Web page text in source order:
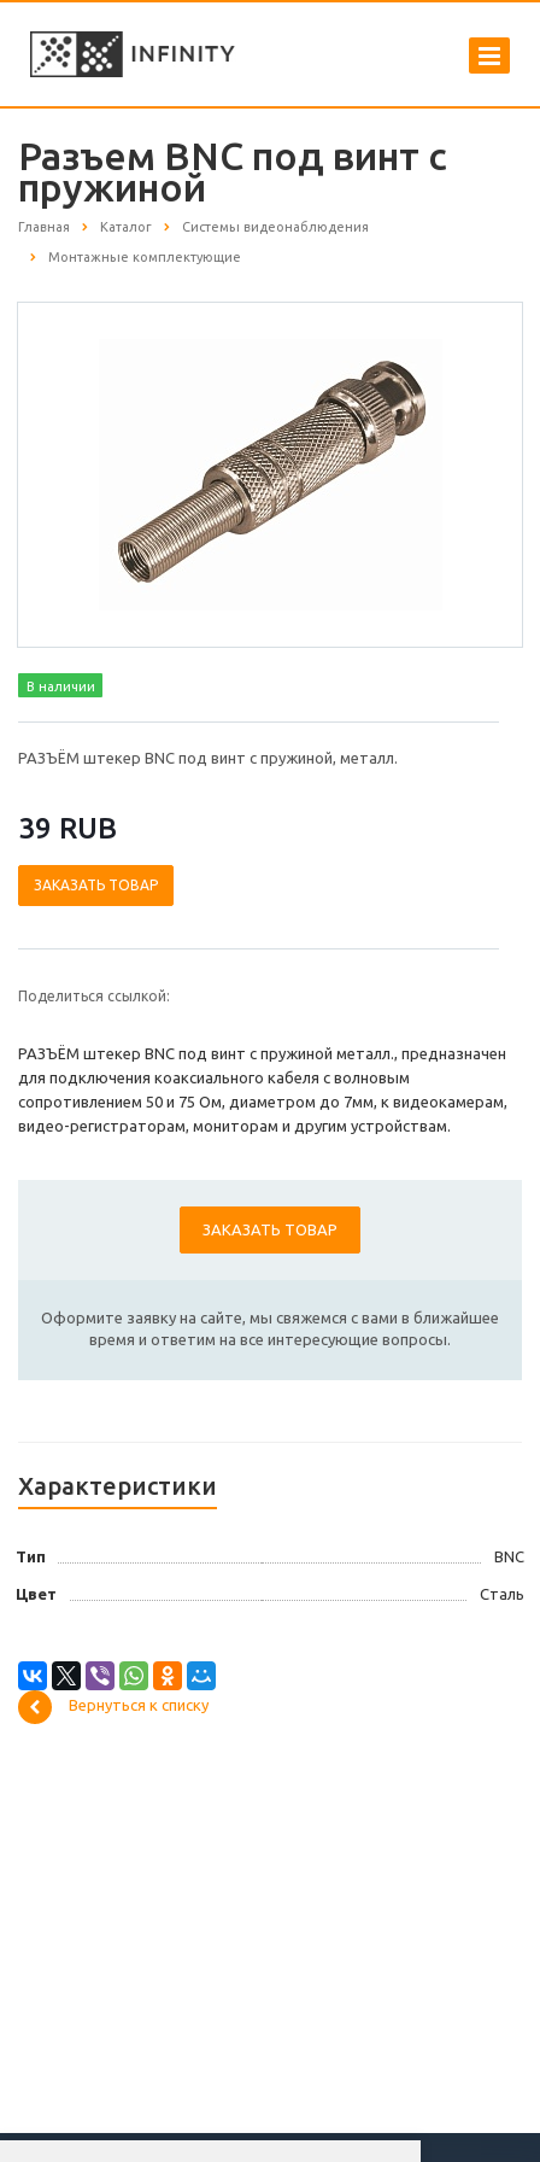
Разъем BNC под винт с
пружиной
Главная Каталог Системы видеонаблюдения
Монтажные комплектующие
В наличии
РАЗЪЁМ штекер BNC под винт с пружиной, металл.
39 RUB
ЗАКАЗАТЬ ТОВАР
Поделиться ссылкой:
РАЗЪЁМ штекер BNC под винт с пружиной металл., предназначен
для подключения коаксиального кабеля c волновым
сопротивлением 50 и 75 Ом, диаметром до 7мм, к видеокамерам,
видео-регистраторам, мониторам и другим устройствам.
ЗАКАЗАТЬ ТОВАР
Оформите заявку на сайте, мы свяжемся с вами в ближайшее
время и ответим на все интересующие вопросы.
Характеристики
Тип BNC
Цвет Сталь
Вернуться к списку